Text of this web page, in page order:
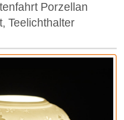
Porzellan
Teelichthalter